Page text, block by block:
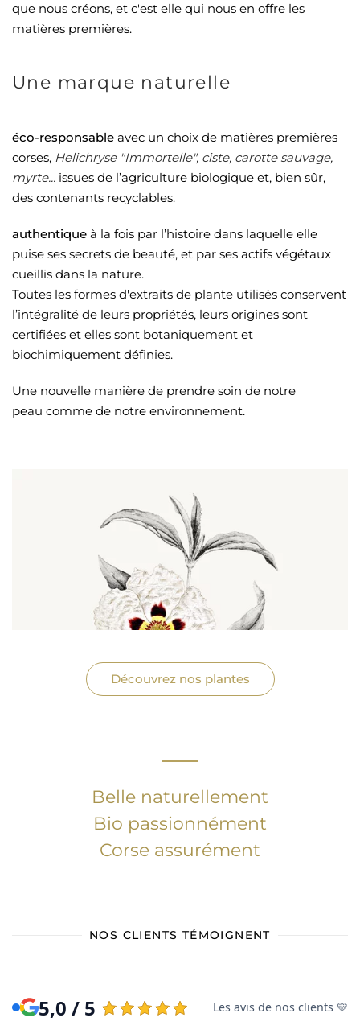
que nous créons, et c'est elle qui nous en offre les
matières premières.
Une marque naturelle
éco-responsable avec un choix de matières premières
corses, Helichryse "Immortelle", ciste, carotte sauvage,
myrte... issues de l’agriculture biologique et, bien sûr,
des contenants recyclables.
authentique à la fois par l’histoire dans laquelle elle
puise ses secrets de beauté, et par ses actifs végétaux
cueillis dans la nature.
Toutes les formes d'extraits de plante utilisés conservent
l’intégralité de leurs propriétés, leurs origines sont
certifiées et elles sont botaniquement et
biochimiquement définies.
Une nouvelle manière de prendre soin de notre
peau comme de notre environnement.
Découvrez nos plantes
Belle naturellement
Bio passionnément
Corse assurément
NOS CLIENTS TÉMOIGNENT
5,0 / 5 Les avis de nos clients 💛